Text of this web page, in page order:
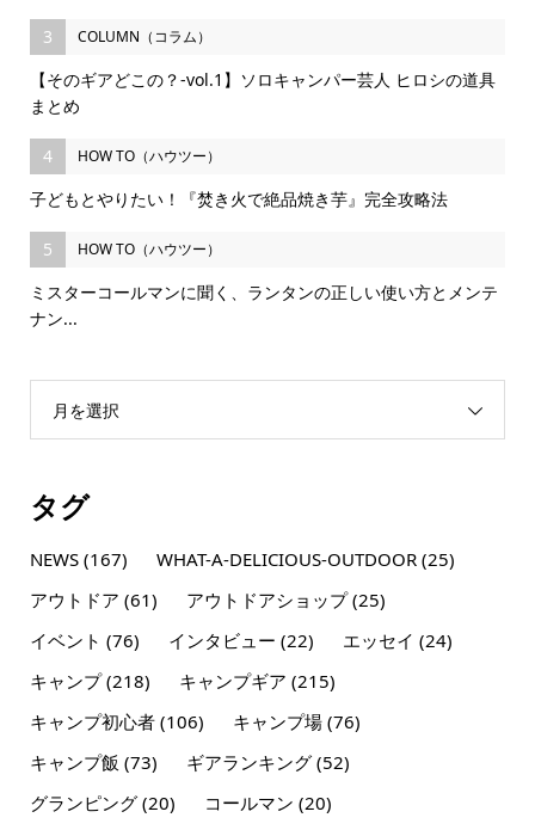
3 COLUMN（コラム）
【そのギアどこの？-vol.1】ソロキャンパー芸人 ヒロシの道具
まとめ
4 HOW TO（ハウツー）
子どもとやりたい！『焚き火で絶品焼き芋』完全攻略法
5 HOW TO（ハウツー）
ミスターコールマンに聞く、ランタンの正しい使い方とメンテ
ナン...
月を選択
タグ
NEWS(167) WHAT-A-DELICIOUS-OUTDOOR(25)
アウトドア (61) アウトドアショップ(25)
イベント (76) インタビュー (22) エッセイ (24)
キャンプ(218) キャンプギア (215)
キャンプ初心者(106) キャンプ場(76)
キャンプ飯 (73) ギアランキング(52)
グランピング(20) コールマン (20)